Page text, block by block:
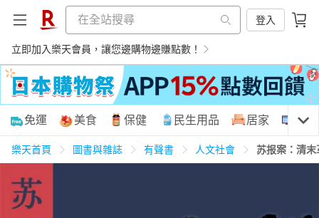
登入
立即加入樂天會員，讓您邊購物邊賺點數！
購物網分類
天天免運
免運 美食 保健 民生用品 居家 3C
樂天首頁 圖書與雜誌 有聲書 人文社會 苏报案：清